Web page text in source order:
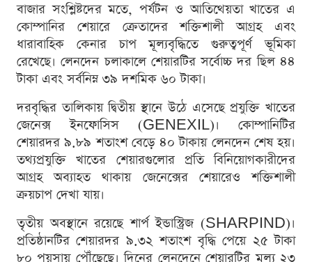
বাজার সংশ্লিষ্টদের মতে, পর্যটন ও আতিথেয়তা খাতের এ
কোম্পানির শেয়ারে ক্রেতাদের শক্তিশালী আগ্রহ এবং
ধারাবাহিক কেনার চাপ মূল্যবৃদ্ধিতে গুরুত্বপূর্ণ ভূমিকা
রেখেছে। লেনদেন চলাকালে শেয়ারটির সর্বোচ্চ দর ছিল ৪৪
টাকা এবং সর্বনিম্ন ৩৯ দশমিক ৬০ টাকা।
দরবৃদ্ধির তালিকায় দ্বিতীয় স্থানে উঠে এসেছে প্রযুক্তি খাতের
জেনেক্স ইনফোসিস (GENEXIL)। কোম্পানিটির
শেয়ারদর ৯.৮৯ শতাংশ বেড়ে ৪০ টাকায় লেনদেন শেষ হয়।
তথ্যপ্রযুক্তি খাতের শেয়ারগুলোর প্রতি বিনিয়োগকারীদের
আগ্রহ অব্যাহত থাকায় জেনেক্সের শেয়ারেও শক্তিশালী
ক্রয়চাপ দেখা যায়।
তৃতীয় অবস্থানে রয়েছে শার্প ইন্ডাস্ট্রিজ (SHARPIND)।
প্রতিষ্ঠানটির শেয়ারদর ৯.৩২ শতাংশ বৃদ্ধি পেয়ে ২৫ টাকা
৮০ পয়সায় পৌঁছেছে। দিনের লেনদেনে শেয়ারটির মূল্য ২৩